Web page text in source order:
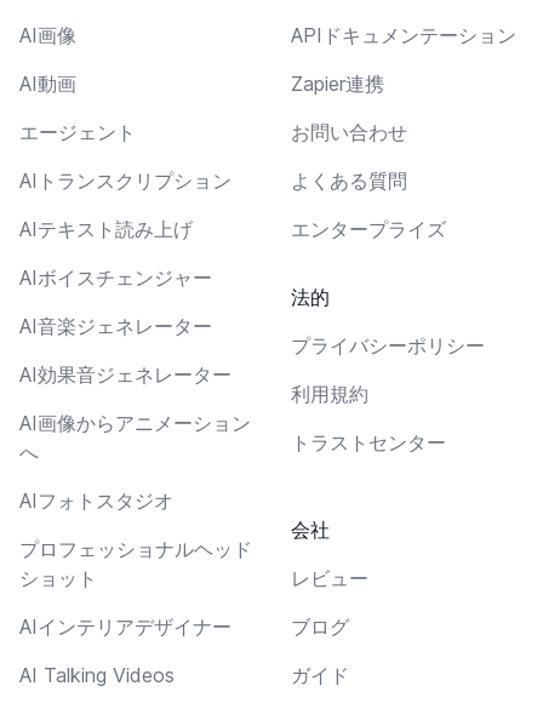
AI画像
AI動画
エージェント
AIトランスクリプション
AIテキスト読み上げ
AIボイスチェンジャー
AI音楽ジェネレーター
AI効果音ジェネレーター
AI画像からアニメーション
へ
AIフォトスタジオ
プロフェッショナルヘッド
ショット
AIインテリアデザイナー
AI Talking Videos
APIドキュメンテーション
Zapier連携
お問い合わせ
よくある質問
エンタープライズ
法的
プライバシーポリシー
利用規約
トラストセンター
会社
レビュー
ブログ
ガイド